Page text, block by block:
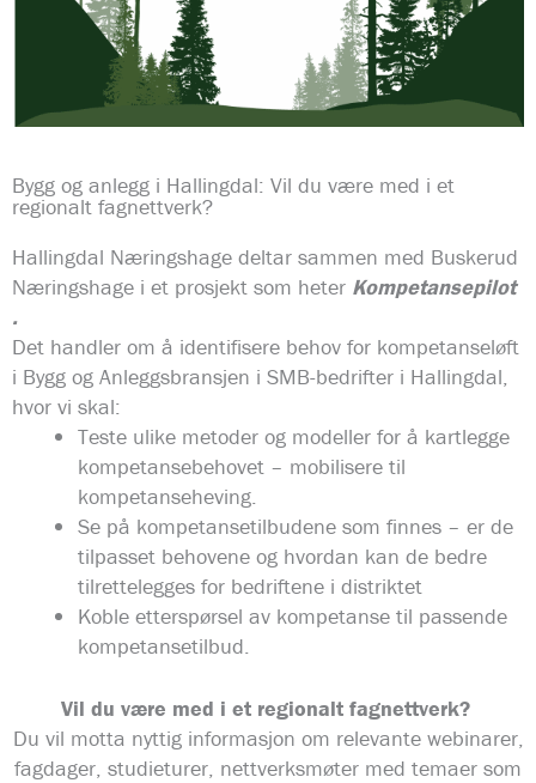
Bygg og anlegg i Hallingdal: Vil du være med i et
regionalt fagnettverk?
Hallingdal Næringshage deltar sammen med Buskerud
Næringshage i et prosjekt som heter Kompetansepilot
.
Det handler om å identifisere behov for kompetanseløft
i Bygg og Anleggsbransjen i SMB-bedrifter i Hallingdal,
hvor vi skal:
Teste ulike metoder og modeller for å kartlegge
kompetansebehovet – mobilisere til
kompetanseheving.
Se på kompetansetilbudene som finnes – er de
tilpasset behovene og hvordan kan de bedre
tilrettelegges for bedriftene i distriktet
Koble etterspørsel av kompetanse til passende
kompetansetilbud.
Vil du være med i et regionalt fagnettverk?
Du vil motta nyttig informasjon om relevante webinarer,
fagdager, studieturer, nettverksmøter med temaer som